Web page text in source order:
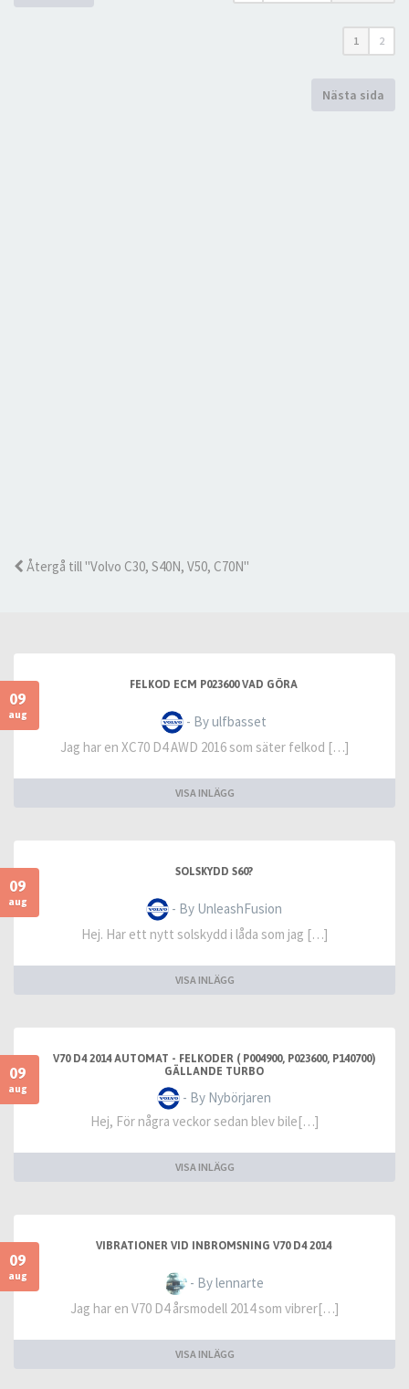
1 2
Nästa sida
Återgå till "Volvo C30, S40N, V50, C70N"
09
aug
FELKOD ECM P023600 VAD GÖRA
- By ulfbasset
Jag har en XC70 D4 AWD 2016 som säter felkod […]
VISA INLÄGG
09
aug
SOLSKYDD S60?
- By UnleashFusion
Hej. Har ett nytt solskydd i låda som jag […]
VISA INLÄGG
09
aug
V70 D4 2014 AUTOMAT - FELKODER ( P004900, P023600, P140700)
GÄLLANDE TURBO
- By Nybörjaren
Hej, För några veckor sedan blev bile[…]
VISA INLÄGG
09
aug
VIBRATIONER VID INBROMSNING V70 D4 2014
- By lennarte
Jag har en V70 D4 årsmodell 2014 som vibrer[…]
VISA INLÄGG